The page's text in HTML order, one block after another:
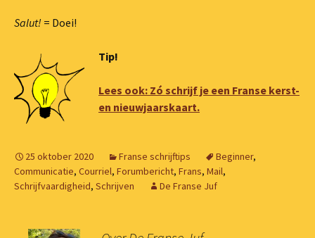
Salut! = Doei!
Tip!
Lees ook: Zó schrijf je een Franse kerst-
en nieuwjaarskaart.
25 oktober 2020 Franse schrijftips Beginner,
Communicatie, Courriel, Forumbericht, Frans, Mail,
Schrijfvaardigheid, Schrijven De Franse Juf